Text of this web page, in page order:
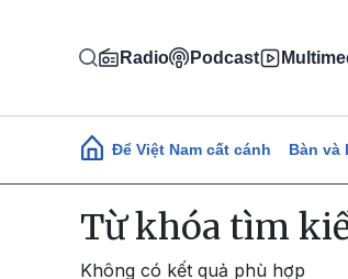
Radio Podcast
Main navigation
Để Việt Nam cất cánh Bàn và
Từ khóa tìm
Không có kết quả phù hợp